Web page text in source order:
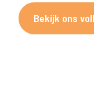
Bekijk ons